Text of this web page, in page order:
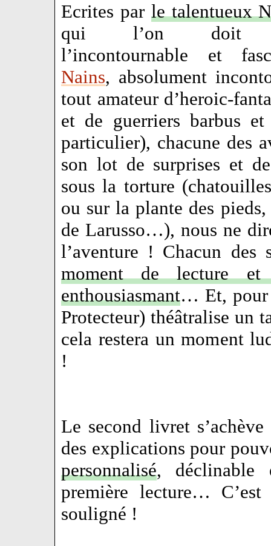
Ecrites par le talentueux
qui l’on doit
l’incontournable et
Nains, absolument
tout amateur d’heroic-
et de guerriers barbus
particulier), chacune des
son lot de surprises et
sous la torture
ou sur la plante des pieds,
de Larusso…), nous ne
l’aventure ! Chacun
moment de lecture et
enthousiasmant… Et, pour
Protecteur) théâtralise un
cela restera un moment
!
Le second livret
des explications pour
personnalisé, déclinable
première lecture…
souligné !